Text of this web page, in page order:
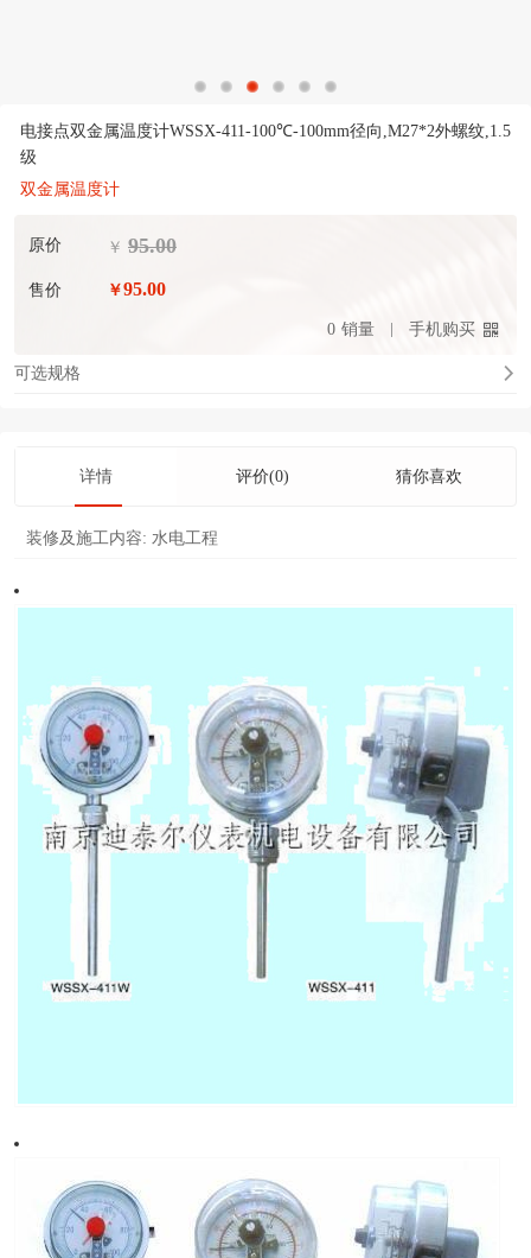
电接点双金属温度计WSSX-411-100℃-100mm径向,M27*2外螺纹,1.5
级
双金属温度计
原价 ￥ 95.00
售价 ￥95.00
0 销量 手机购买
可选规格
详情 评价(0) 猜你喜欢
装修及施工内容: 水电工程